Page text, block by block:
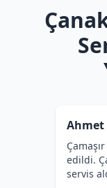
Ahmet
edildi.
servis